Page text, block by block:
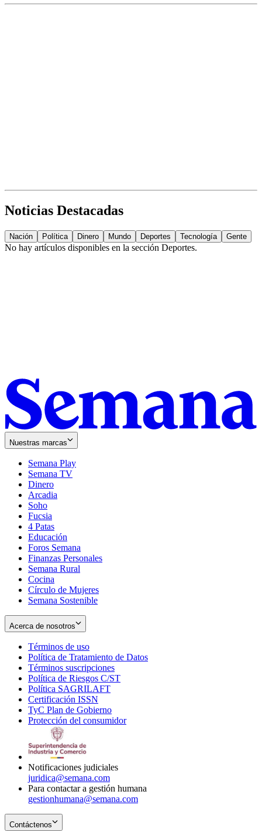
Noticias Destacadas
Nación Política Dinero Mundo Deportes Tecnología Gente
No hay artículos disponibles en la sección Deportes.
Nuestras marcas
Semana Play
Semana TV
Dinero
Arcadia
Soho
in
new
window
Fucsia
in
new
window
4 Patas
Educación
Foros Semana
Finanzas Personales
Semana Rural
Cocina
Círculo de Mujeres
Semana Sostenible
Acerca de nosotros
Términos de uso
in
new
window
Política de Tratamiento de Datos
Términos suscripciones
in
Política de Riesgos C/ST
Política SAGRILAFT
new
window
Certificación ISSN
in
new
TyC Plan de Gobierno
in
Protección del consumidorOpens
Notificaciones judiciales
juridica@semana.com
Para contactar a gestión humana
gestionhumana@semana.com
Contáctenos